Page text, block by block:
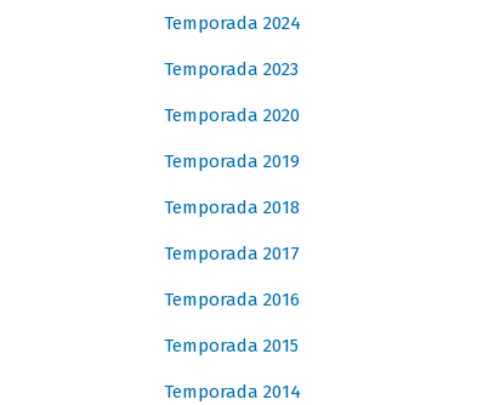
Temporada 2024
Temporada 2023
Temporada 2020
Temporada 2019
Temporada 2018
Temporada 2017
Temporada 2016
Temporada 2015
Temporada 2014